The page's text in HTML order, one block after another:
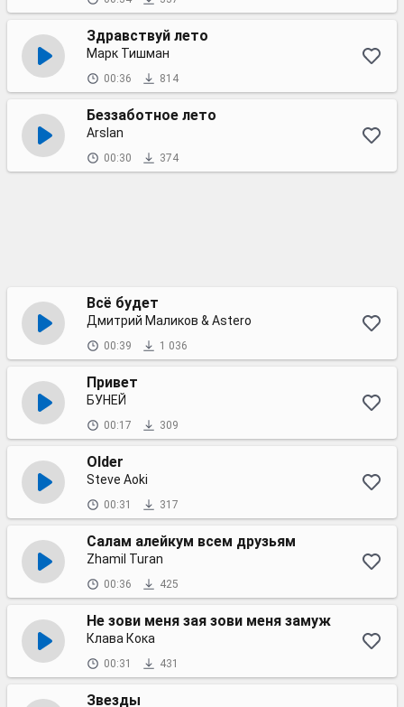
Здравствуй лето
Марк Тишман
00:36 814
Беззаботное лето
Arslan
00:30 374
Всё будет
Дмитрий Маликов & Astero
00:39 1 036
Привет
БУНЕЙ
00:17 309
Older
Steve Aoki
00:31 317
Салам алейкум всем друзьям
Zhamil Turan
00:36 425
Не зови меня зая зови меня замуж
Клава Кока
00:31 431
Звезды